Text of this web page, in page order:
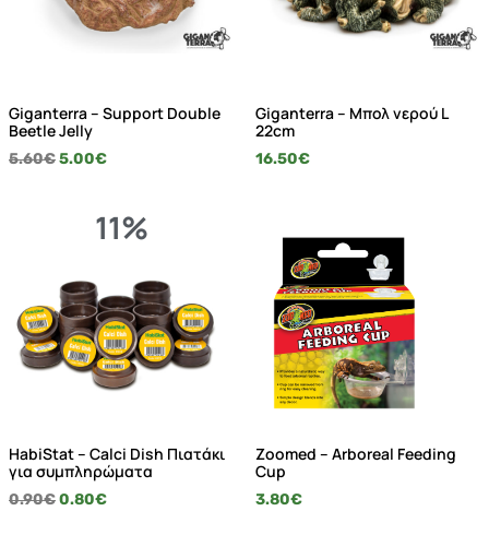
Giganterra – Support Double
Beetle Jelly
5.60€5.00€
Giganterra – Μπολ νερού L
22cm
16.50€
11%
HabiStat – Calci Dish Πιατάκι
για συμπληρώματα
0.90€0.80€
Zoomed – Arboreal Feeding
Cup
3.80€